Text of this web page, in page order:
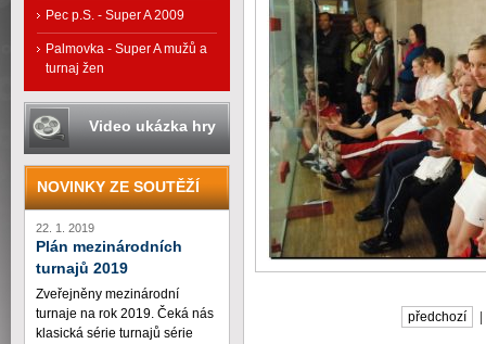
předchozí
Pec p.S. - Super A 2009
Palmovka - Super A mužů a
turnaj žen
Video ukázka hry
NOVINKY ZE SOUTĚŽÍ
22. 1. 2019
Plán mezinárodních
turnajů 2019
Zveřejněny mezinárodní
turnaje na rok 2019. Čeká nás
klasická série turnajů série